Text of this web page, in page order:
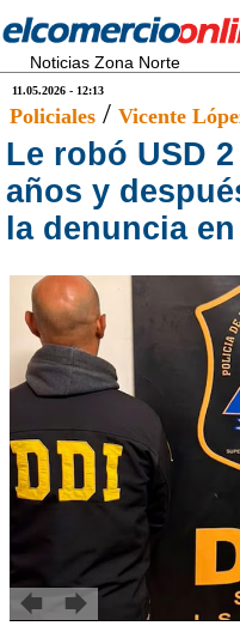
Noticias Zona Norte
11.05.2026 - 12:13
Policiales / Vicente
Le robó USD
años y
la denuncia